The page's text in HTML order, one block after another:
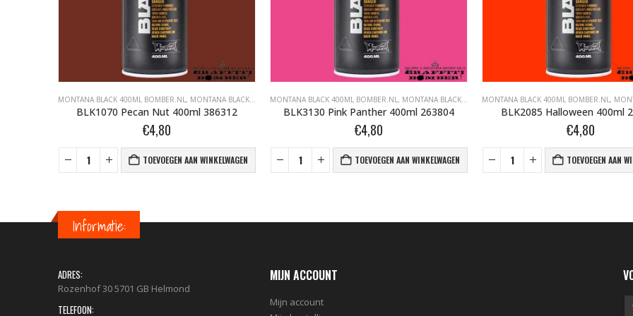
,MONTANA GRAFFITI SPUITBUSSEN
MONTANA BLACK 400ML BOMBER.NL , MONTANA BLACK BOMBER.NL ,MONTANA GRAFFITI SPUITBUSSEN
BLK1070 Pecan Nut 400ml 386312
€4,80
TOEVOEGEN AAN WINKELWAGEN
MONTANA BLACK 400ML BOMBER.NL , MONTANA BLACK BOMBER.NL ,MONTANA GRAFFITI SPUITBUSSEN
BLK3130 Pink Panther 400ml 263804
€4,80
TOEVOEGEN AAN WINKELWAGEN
MONTANA BLACK 400ML BOMBER.NL ,
BLK2085 Halloween 400ml
€4,80
TOEVOEGEN AAN
Informatie:
ADRES:
Rozenhof 30 5701 GB Helmond
TELEFOON:
MIJN ACCOUNT
Mijn account